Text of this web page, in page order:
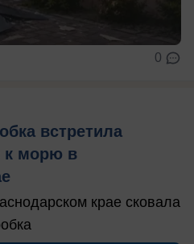
0
встретила
к морю в
крае сковала